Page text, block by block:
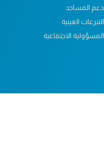
دعم المساجد
التبرعات العينية
المسؤولية الاجتماعية